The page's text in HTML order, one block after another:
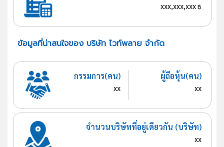
xxx,xxx,xxx฿
ข้อมูลที่น่าสนใจของ บริษัท ไวท์พลาย จำกัด
กรรมการ(คน)
xx
ผู้ถือหุ้น(คน)
xx
จำนวนบริษัทที่อยู่เดียวกัน (บริษัท)
xx